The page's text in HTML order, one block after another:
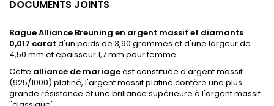
DOCUMENTS JOINTS
Bague Alliance Breuning en argent massif et diamants
0,017 carat d'un poids de 3,90 grammes et d'une largeur de
4,50 mm et épaisseur 1,7 mm pour femme.
Cette alliance de mariageest constituée d'argent massif
(925/1000) platiné, l'argent massif platiné confère une plus
grande résistance et une brillance supérieure à l'argent massif